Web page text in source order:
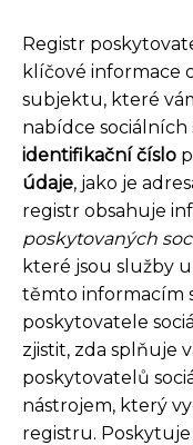
Registr
klíčové informace
subjektu, které
nabídce sociálních
identifikační číslo
údaje, jako je
registr obsahuje
poskytovaných
které jsou služby
těmto informacím
poskytovatele
zjistit, zda splňuje
poskytovatelů
nástrojem, který
registru.